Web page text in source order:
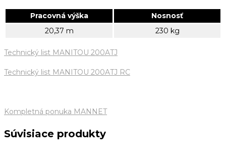
Pracovná výška
Nosnosť
20,37 m
230 kg
Technický list MANITOU 200ATJ
Technický list MANITOU 200ATJ RC
Kompletná ponuka MANNET
Súvisiace produkty